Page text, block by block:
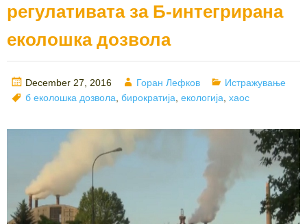
регулативата за Б-интегрирана
еколошка дозвола
Posted
on
December 27, 2016 Author
Горан Лефков Categories
Истражување
Tags
б еколошка дозвола бирократија екологија хаос